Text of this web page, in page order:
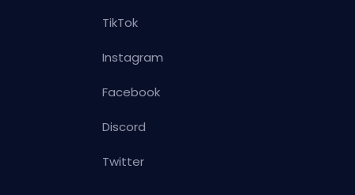
TikTok
Instagram
Facebook
Discord
Twitter